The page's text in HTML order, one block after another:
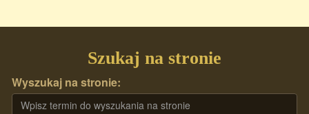
Szukaj na stronie
Wyszukaj na stronie: